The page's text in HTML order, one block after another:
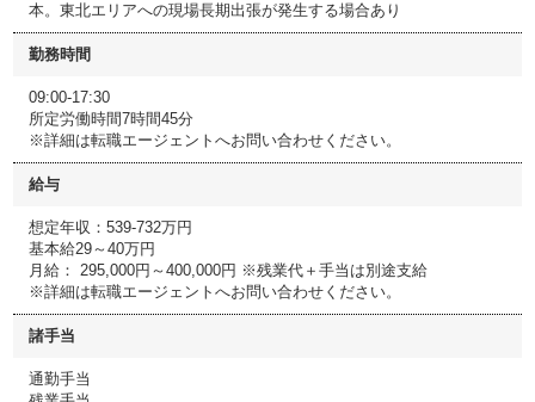
本。東北エリアへの現場長期出張が発生する場合あり
勤務時間
09:00-17:30
所定労働時間7時間45分
※詳細は転職エージェントへお問い合わせください。
給与
想定年収：539-732万円
基本給29～40万円
月給： 295,000円～400,000円 ※残業代＋手当は別途支給
※詳細は転職エージェントへお問い合わせください。
諸手当
通勤手当